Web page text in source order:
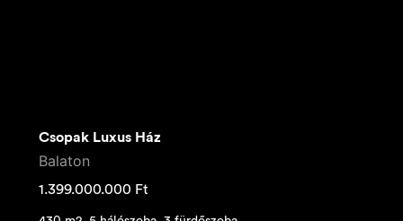
Csopak Luxus Ház
Balaton
1.399.000.000 Ft